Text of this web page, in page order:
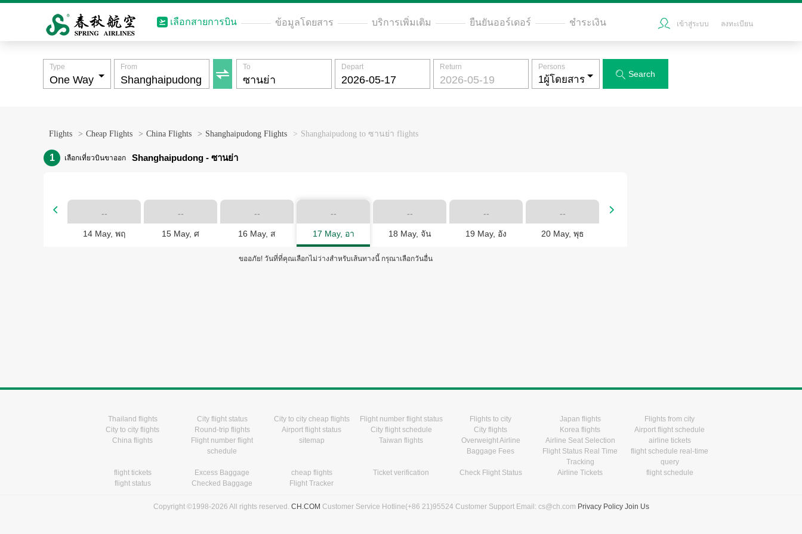
เลือกสายการบิน ข้อมูลโดยสาร บริการเพิ่มเติม ยืนยันออร์เดอร์ ชำระเงิน เข้าสู่ระบบ ลงทะเบียน

Type From To Depart Return Persons
 Search
Flights > Cheap Flights > China Flights > Shanghaipudong Flights > Shanghaipudong to ซานย่า flights
1 เลือกเที่ยวบินขาออก Shanghaipudong - ซานย่า
 --
14 May, พฤ
--
15 May, ศ
--
16 May, ส
--
17 May, อา
--
18 May, จัน
--
19 May, อัง
--
20 May, พุธ

ขออภัย! วันที่ที่คุณเลือกไม่ว่างสำหรับเส้นทางนี้ กรุณาเลือกวันอื่น
Thailand flights City flight status City to city cheap flights Flight number flight status Flights to city Japan flights
Flights from city
City to city flights
Round-trip flights Airport flight status City flight schedule City flights Korea flights
Airport flight schedule
China flights
Flight number flight
schedule
sitemap Taiwan flights
Overweight Airline
Baggage Fees
Airline Seat Selection
airline tickets
Flight Status Real Time
Tracking
flight schedule real-time
query
flight tickets
Excess Baggage cheap flights Ticket verification Check Flight Status Airline Tickets
flight schedule
flight status
Checked Baggage Flight Tracker
Copyright ©1998-2026 All rights reserved. CH.COM Customer Service Hotline(+86 21)95524 Customer Support Email: cs@ch.com Privacy Policy Join Us